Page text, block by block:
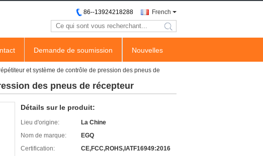
French
86--13924218288
search
Demande de soumission Nouvelles
et système de contrôle de pression des pneus de
des pneus de récepteur
Détails sur le produit:
Lieu d'origine:
La Chine
Nom de marque:
EGQ
Certification:
CE,FCC,ROHS,IATF16949:2016